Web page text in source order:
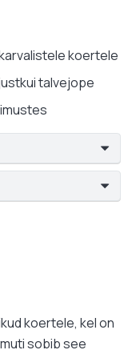
koertele
talvejope
koertele, kel on
sobib see